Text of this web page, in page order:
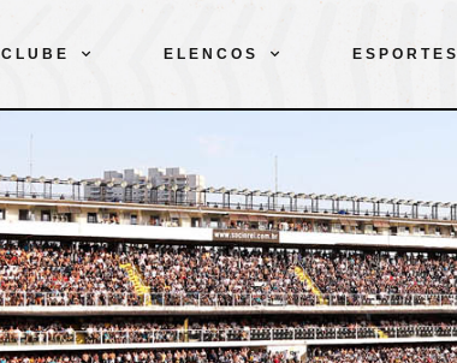
CLUBE ELENCOS ESPORTES